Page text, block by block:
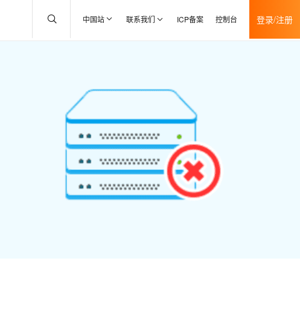
中国站 联系我们 ICP备案 控制台 登录/注册